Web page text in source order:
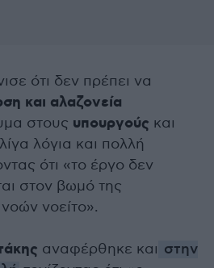
ότι δεν πρέπει να
και αλαζονεία
στους υπουργούς και
λόγια και πολλή
ότι «το έργο δεν
στον βωμό της
νοείτο».
αναφέρθηκε και στην